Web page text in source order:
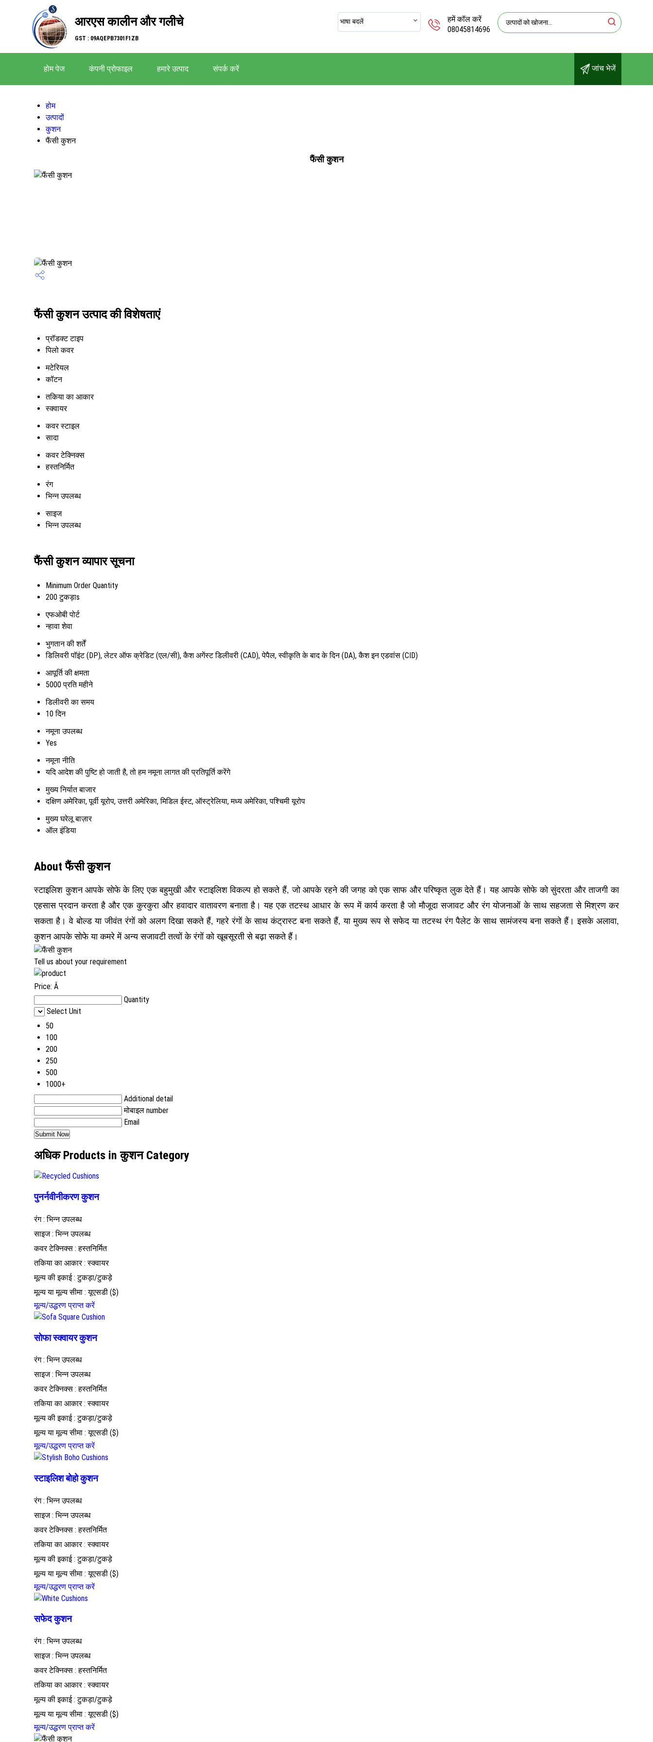
आरएस कालीन और गलीचे
GST : 09AQEPB7301F1ZB
हमें कॉल करें
08045814696
भाषा बदलें
होम पेज कंपनी प्रोफाइल हमारे उत्पाद संपर्क करें जांच भेजें
होम
उत्पादों
कुशन
फैंसी कुशन
फैंसी कुशन
फैंसी कुशन उत्पाद की विशेषताएं
प्रॉडक्ट टाइप
पिलो कवर
मटेरियल
कॉटन
तकिया का आकार
स्क्वायर
कवर स्टाइल
सादा
कवर टेक्निक्स
हस्तनिर्मित
रंग
भिन्न उपलब्ध
साइज
भिन्न उपलब्ध
फैंसी कुशन व्यापार सूचना
Minimum Order Quantity
200 टुकड़ाs
एफओबी पोर्ट
न्हावा शेवा
भुगतान की शर्तें
डिलिवरी पॉइंट (DP), लेटर ऑफ क्रेडिट (एल/सी), कैश अगेंस्ट डिलीवरी (CAD), पेपैल, स्वीकृति के बाद के दिन (DA), कैश इन एडवांस (CID)
आपूर्ति की क्षमता
5000 प्रति महीने
डिलीवरी का समय
10 दिन
नमूना उपलब्ध
Yes
नमूना नीति
यदि आदेश की पुष्टि हो जाती है, तो हम नमूना लागत की प्रतिपूर्ति करेंगे
मुख्य निर्यात बाजार
दक्षिण अमेरिका, पूर्वी यूरोप, उत्तरी अमेरिका, मिडिल ईस्ट, ऑस्ट्रेलिया, मध्य अमेरिका, पश्चिमी यूरोप
मुख्य घरेलू बाज़ार
ऑल इंडिया
About फैंसी कुशन
स्टाइलिश कुशन आपके सोफे के लिए एक बहुमुखी और स्टाइलिश विकल्प हो सकते हैं, जो आपके रहने की जगह को एक साफ और परिष्कृत लुक देते हैं। यह आपके सोफे को सुंदरता और ताजगी का
एहसास प्रदान करता है और एक कुरकुरा और हवादार वातावरण बनाता है। यह एक तटस्थ आधार के रूप में कार्य करता है जो मौजूदा सजावट और रंग योजनाओं के साथ सहजता से मिश्रण कर
सकता है। वे बोल्ड या जीवंत रंगों को अलग दिखा सकते हैं, गहरे रंगों के साथ कंट्रास्ट बना सकते हैं, या मुख्य रूप से सफेद या तटस्थ रंग पैलेट के साथ सामंजस्य बना सकते हैं। इसके अलावा,
कुशन आपके सोफे या कमरे में अन्य सजावटी तत्वों के रंगों को खूबसूरती से बढ़ा सकते हैं।
Tell us about your requirement
Price: Â
Quantity
Select Unit
50
100
200
250
500
1000+
Additional detail
मोबाइल number
Email
अधिक Products in कुशन Category
पुनर्नवीनीकरण कुशन
रंग : भिन्न उपलब्ध
साइज : भिन्न उपलब्ध
कवर टेक्निक्स : हस्तनिर्मित
तकिया का आकार : स्क्वायर
मूल्य की इकाई : टुकड़ा/टुकड़े
मूल्य या मूल्य सीमा : यूएसडी ($)
मूल्य/उद्धरण प्राप्त करें
सोफा स्क्वायर कुशन
रंग : भिन्न उपलब्ध
साइज : भिन्न उपलब्ध
कवर टेक्निक्स : हस्तनिर्मित
तकिया का आकार : स्क्वायर
मूल्य की इकाई : टुकड़ा/टुकड़े
मूल्य या मूल्य सीमा : यूएसडी ($)
मूल्य/उद्धरण प्राप्त करें
स्टाइलिश बोहो कुशन
रंग : भिन्न उपलब्ध
साइज : भिन्न उपलब्ध
कवर टेक्निक्स : हस्तनिर्मित
तकिया का आकार : स्क्वायर
मूल्य की इकाई : टुकड़ा/टुकड़े
मूल्य या मूल्य सीमा : यूएसडी ($)
मूल्य/उद्धरण प्राप्त करें
सफेद कुशन
रंग : भिन्न उपलब्ध
साइज : भिन्न उपलब्ध
कवर टेक्निक्स : हस्तनिर्मित
तकिया का आकार : स्क्वायर
मूल्य की इकाई : टुकड़ा/टुकड़े
मूल्य या मूल्य सीमा : यूएसडी ($)
मूल्य/उद्धरण प्राप्त करें